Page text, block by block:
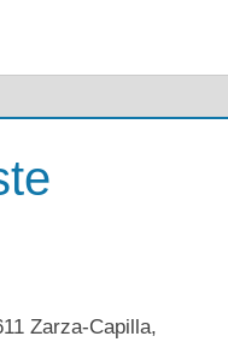
Zarza-Capilla,